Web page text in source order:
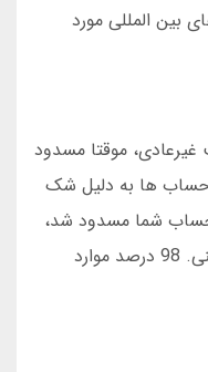
بین المللی مورد
موقتا مسدود
2025، 0.3 درصد حساب ها به دلیل شک
حساب شما مسدود شد،
کافی است مدارک هویتی را ارسال کنی. 98 درصد موارد